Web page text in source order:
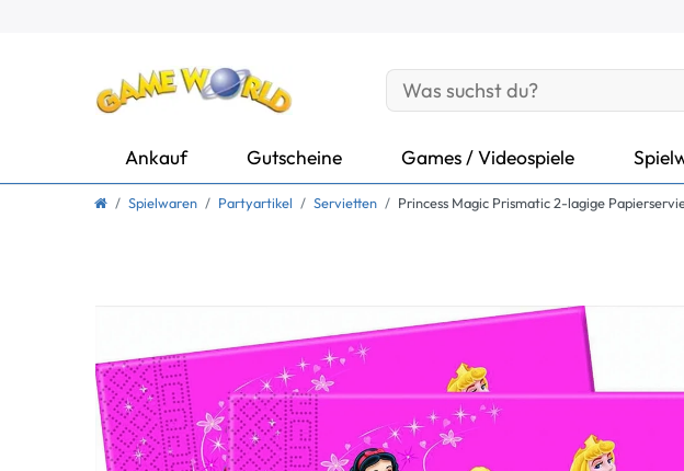
Ankauf Gutscheine Games / Videospiele
Spielwaren Partyartikel Servietten Princess Magic Prismatic 2-lagige